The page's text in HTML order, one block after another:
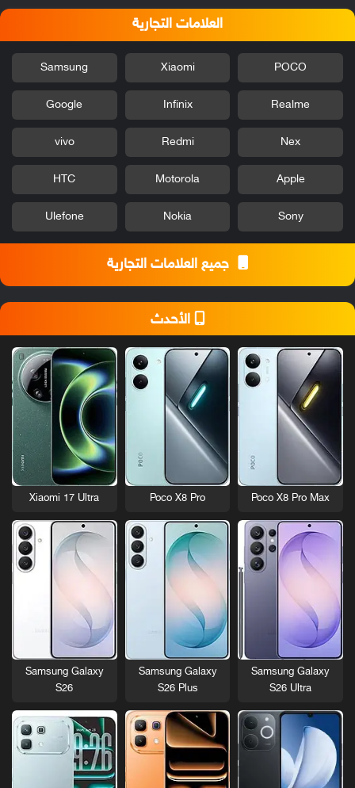
العلامات التجارية
POCO
Xiaomi
Samsung
Realme
Infinix
Google
Nex
Redmi
vivo
Apple
Motorola
HTC
Sony
Nokia
Ulefone
جميع العلامات التجارية
الأحدث
Poco X8 Pro Max
Poco X8 Pro
Xiaomi 17 Ultra
Samsung Galaxy
S26 Ultra
Samsung Galaxy
S26 Plus
Samsung Galaxy
S26